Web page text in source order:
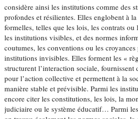
considère ainsi les institutions comme des
profondes et résilientes. Elles englobent à
formelles, telles que les lois, les contrats ou
les institutions visibles, et des normes
coutumes, les conventions ou les croyances
institutions invisibles. Elles forment les «
structurent l’interaction sociale, fournissent
pour l’action collective et permettent à la
manière stable et prévisible. Parmi les
encore citer les constitutions, les lois, la
judiciaire ou le système éducatif… Parmi